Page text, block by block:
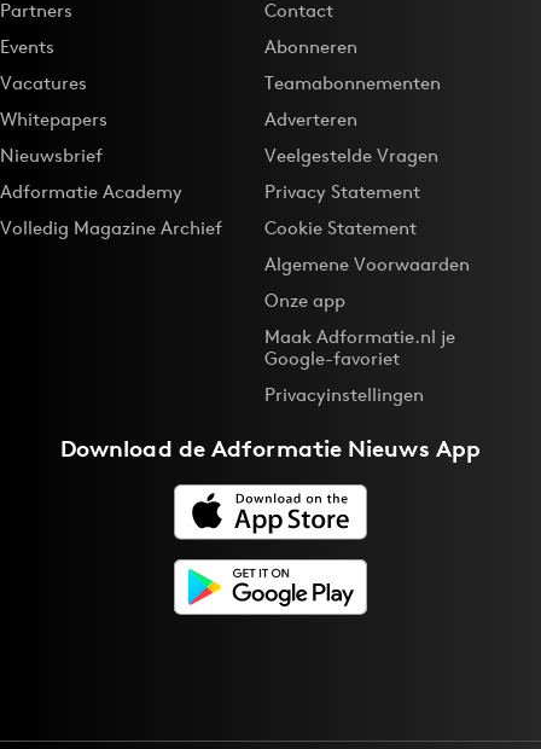
Partners
Events
Vacatures
Whitepapers
Nieuwsbrief
Adformatie Academy
Volledig Magazine Archief
Contact
Abonneren
Teamabonnementen
Adverteren
Veelgestelde Vragen
Privacy Statement
Cookie Statement
Algemene Voorwaarden
Onze app
Maak Adformatie.nl je
Google-favoriet
Privacyinstellingen
Download deAdformatie Nieuws App